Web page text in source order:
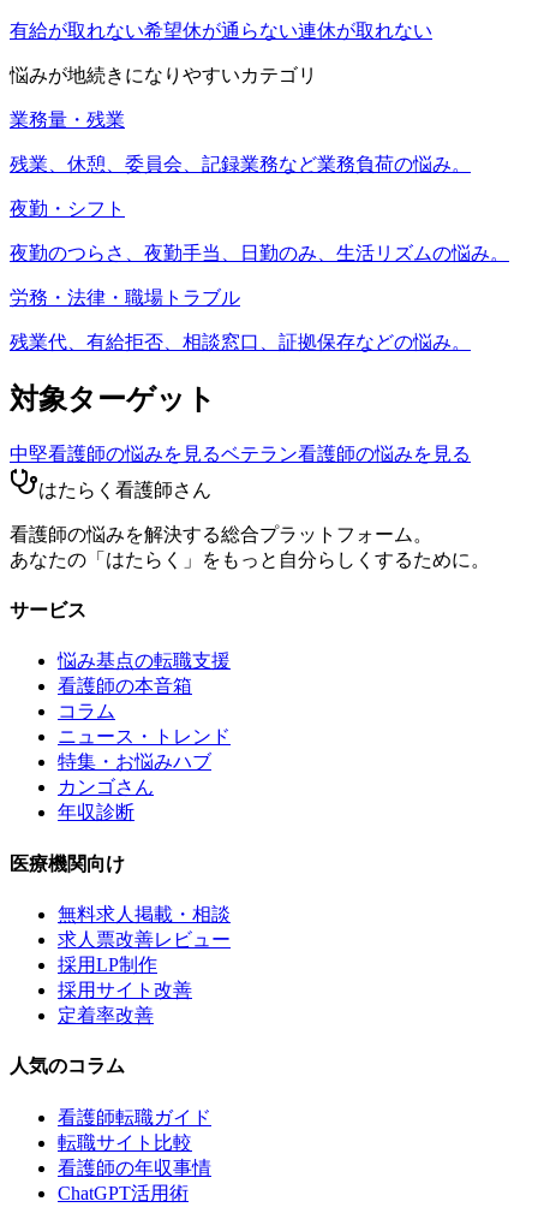
有給が取れない希望休が通らない連休が取れない
悩みが地続きになりやすいカテゴリ
業務量・残業
残業、休憩、委員会、記録業務など業務負荷の悩み。
夜勤・シフト
夜勤のつらさ、夜勤手当、日勤のみ、生活リズムの悩み。
労務・法律・職場トラブル
残業代、有給拒否、相談窓口、証拠保存などの悩み。
対象ターゲット
中堅看護師の悩みを見るベテラン看護師の悩みを見る
はたらく看護師さん
看護師の悩みを解決する総合プラットフォーム。
あなたの「はたらく」をもっと自分らしくするために。
サービス
悩み基点の転職支援
看護師の本音箱
コラム
ニュース・トレンド
特集・お悩みハブ
カンゴさん
年収診断
医療機関向け
無料求人掲載・相談
求人票改善レビュー
採用LP制作
採用サイト改善
定着率改善
人気のコラム
看護師転職ガイド
転職サイト比較
看護師の年収事情
ChatGPT活用術